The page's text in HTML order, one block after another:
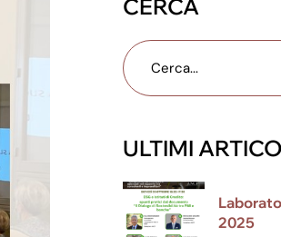
CERCA
ULTIMI
2025